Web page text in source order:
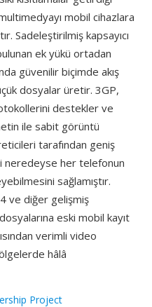
mobil cihazlara
Sadeleştirilmiş kapsayıcı
ek yükü ortadan
güvenilir biçimde akış
dosyalar üretir. 3GP,
destekler ve
ile sabit görüntü
tarafından geniş
neredeyse her telefonun
sağlamıştır.
ve diğer gelişmiş
eski mobil kayıt
verimli video
hâlâ
Project